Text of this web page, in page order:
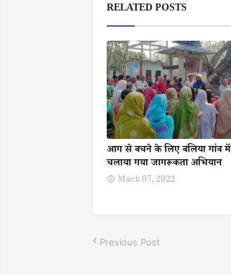
RELATED POSTS
आग से बचने के लिए बलिया गांव में
चलाया गया जागरूकता अभियान
March 07, 2022
Previous Post